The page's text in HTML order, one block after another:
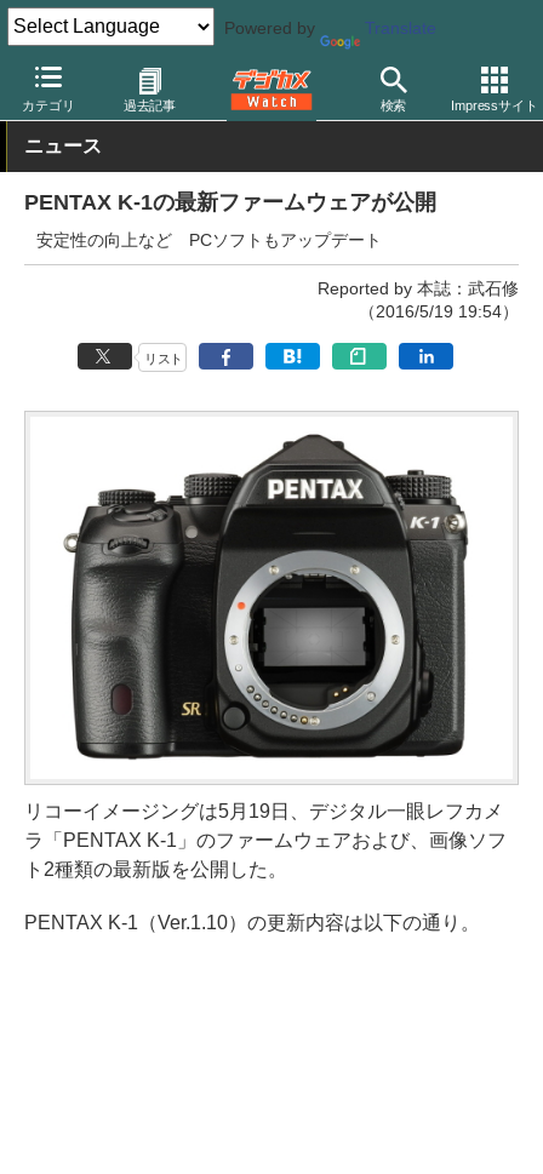
Powered by Translate
カテゴリ 過去記事 検索 Impressサイト
デジカメ Watch カメラ 一眼レフカメラ ペンタックス
ニュース
PENTAX K-1の最新ファームウェアが公開
安定性の向上など PCソフトもアップデート
Reported by 本誌：武石修
（2016/5/19 19:54）
リスト
リコーイメージングは5月19日、デジタル一眼レフカメ
ラ「PENTAX K-1」のファームウェアおよび、画像ソフ
ト2種類の最新版を公開した。
PENTAX K-1（Ver.1.10）の更新内容は以下の通り。